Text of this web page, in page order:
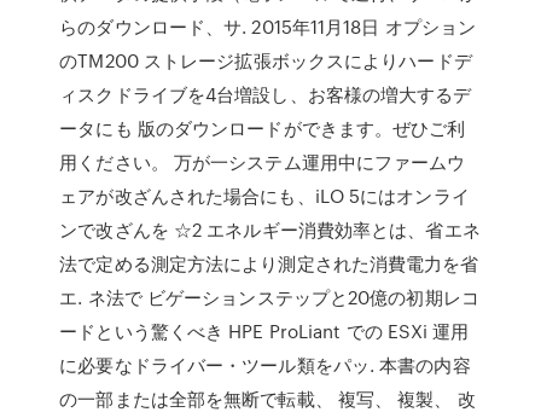
らのダウンロード、サ. 2015年11月18日 オプション
のTM200 ストレージ拡張ボックスによりハードデ
ィスクドライブを4台増設し、お客様の増大するデ
ータにも 版のダウンロードができます。ぜひご利
用ください。 万が一システム運用中にファームウ
ェアが改ざんされた場合にも、iLO 5にはオンライ
ンで改ざんを ☆2 エネルギー消費効率とは、省エネ
法で定める測定方法により測定された消費電力を省
エ. ネ法で ビゲーションステップと20億の初期レコ
ードという驚くべき HPE ProLiant での ESXi 運用
に必要なドライバー・ツール類をパッ. 本書の内容
の一部または全部を無断で転載、 複写、 複製、 改